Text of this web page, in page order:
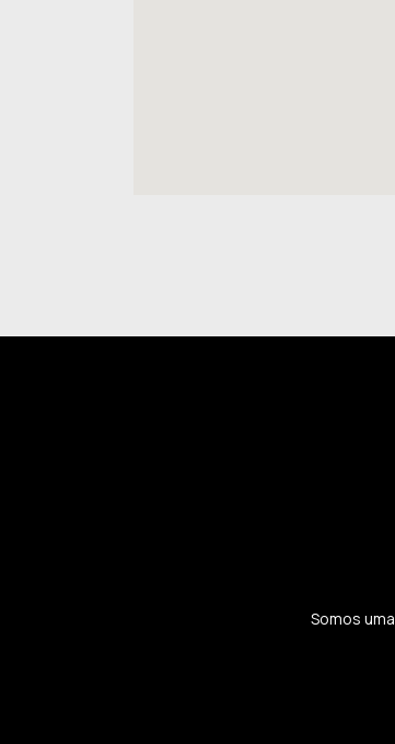
Somos uma